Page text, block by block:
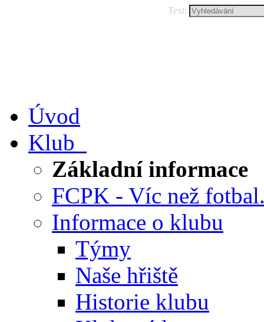
Text:
Úvod
Klub
Základní informace
FCPK - Víc než
Informace o klubu
Týmy
Naše hřiště
Historie klubu